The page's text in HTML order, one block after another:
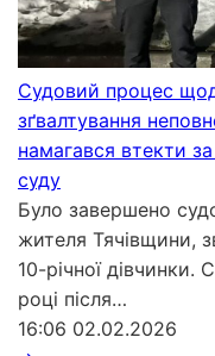
Судовий процес
зґвалтування
намагався втекти
суду
Було завершено
жителя Тячівщини,
10-річної
році після…
16:06 02.02.2026